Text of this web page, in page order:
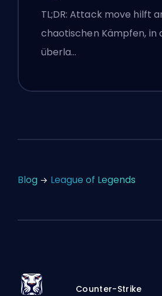
TL;DR: Attack move hilft
chaotischen Kämpfen, in
überla…
Blog League of Legends
Counter-Strike